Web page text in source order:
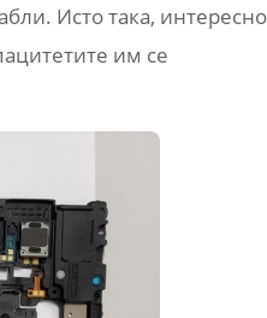
Исто така,
им се